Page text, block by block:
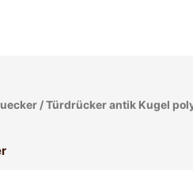
/ Türdrücker antik Kugel